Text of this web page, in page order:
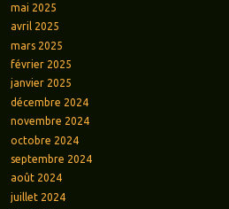
mai 2025
avril 2025
mars 2025
février 2025
janvier 2025
décembre 2024
novembre 2024
octobre 2024
septembre 2024
août 2024
juillet 2024